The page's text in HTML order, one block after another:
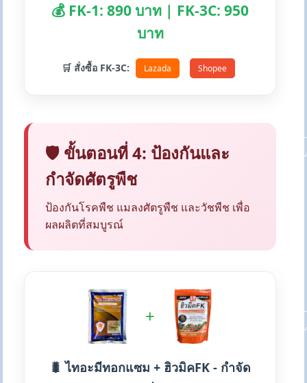
💰 FK-1: 890 บาท | FK-3C: 950
บาท
🛒 สั่งซื้อ FK-3C: Lazada Shopee
🛡️ ขั้นตอนที่ 4: ป้องกันและ
กำจัดศัตรูพืช
ป้องกันโรคพืช แมลงศัตรูพืช และวัชพืช เพื่อ
ผลผลิตที่สมบูรณ์
+
🐛 ไทอะมีทอกแซม + ฮิวมิคFK - กำจัด